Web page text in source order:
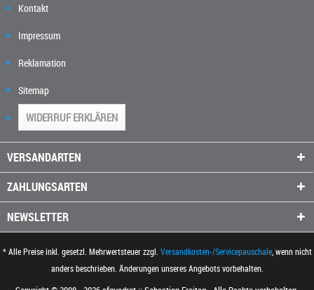
Kontakt
Impressum
Reklamation
Sitemap
WIDERRUF ERKLÄREN
VERSANDARTEN
ZAHLUNGSARTEN
NEWSLETTER
* Alle Preise inkl. gesetzl. Mehrwertsteuer zzgl. Versandkosten-/Servicepauschale, wenn nicht
anders beschrieben. Änderungen unseres Angebots vorbehalten.